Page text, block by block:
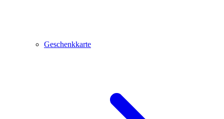
Geschenkkarte